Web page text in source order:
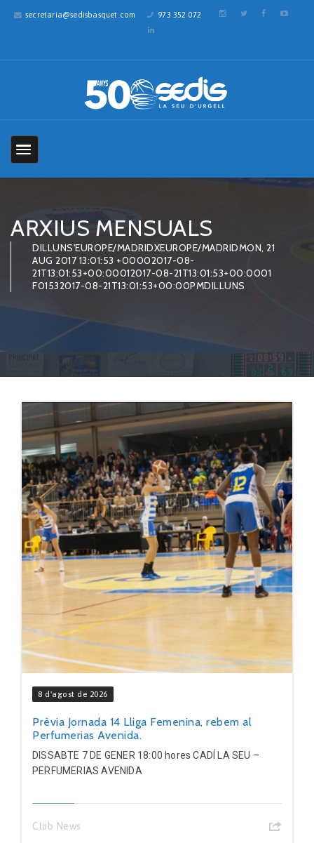
secretaria@sedisbasquet.com 973 352 072
ARXIUS MENSUALS
DILLUNS'EUROPE/MADRIDXEUROPE/MADRIDMON, 21
AUG 2017 13:01:53 +00002017-08-
21T13:01:53+00:00012017-08-21T13:01:53+00:0001
F01532017-08-21T13:01:53+00:00PMDILLUNS
8 d'agost de 2026
Prèvia Jornada 14 Lliga Femenina, rebem al
Perfumerias Avenida.
DISSABTE 7 DE GENER 18:00 hores CADÍ LA SEU –
PERFUMERIAS AVENIDA
Club News